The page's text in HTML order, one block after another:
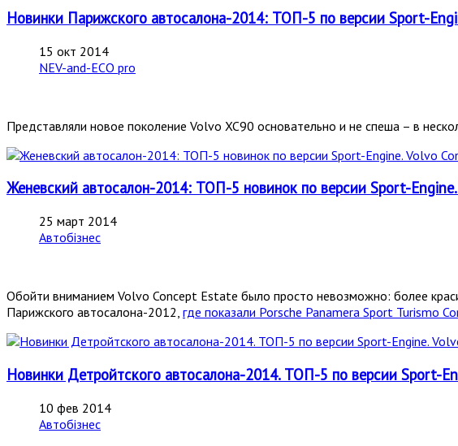
Новинки Парижского автосалона-2014: ТОП-5 по версии Sport-
15 окт 2014
NEV-and-ECO pro
Представляли новое поколение Volvo XC90 основательно и не спеша – в
Женевский автосалон-2014: ТОП-5 новинок по версии Sport-
25 март 2014
Автобізнес
Обойти вниманием Volvo Concept Estate было просто невозможно: более
Парижского автосалона-2012, где показали Porsche Panamera Sport Turismo
Новинки Детройтского автосалона-2014. ТОП-5 по версии Sport-
10 фев 2014
Автобізнес